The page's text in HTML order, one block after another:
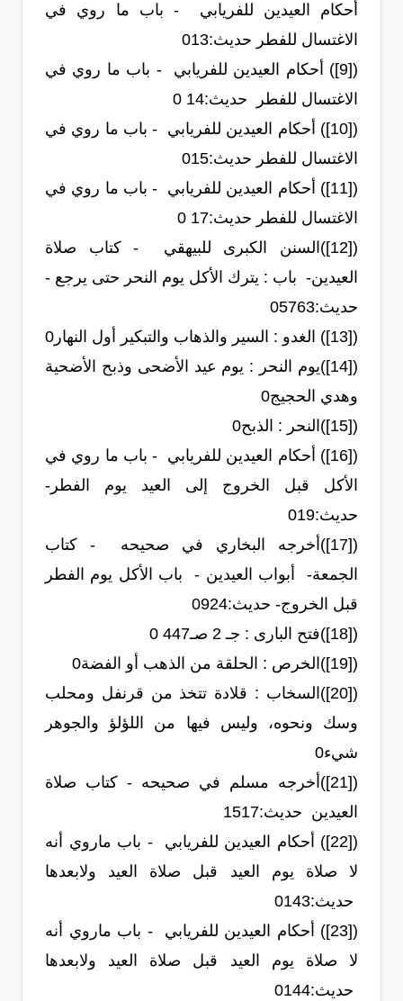
أحكام العيدين للفريابي - باب ما روي في
الاغتسال للفطر حديث:‏13‏0
([9]) أحكام العيدين للفريابي - باب ما روي في
الاغتسال للفطر حديث:‏14 0‏
([10]) أحكام العيدين للفريابي - باب ما روي في
الاغتسال للفطر حديث:‏15‏0
([11]) أحكام العيدين للفريابي - باب ما روي في
الاغتسال للفطر حديث:‏17 0‏
([12])السنن الكبرى للبيهقي - كتاب صلاة
العيدين- باب : يترك الأكل يوم النحر حتى يرجع -
حديث:‏5763‏0
([13]) الغدو : السير والذهاب والتبكير أول النهار0
([14])يوم النحر : يوم عيد الأضحى وذبح الأضحية
وهدي الحجيج0
([15])النحر : الذبح0
([16]) أحكام العيدين للفريابي - باب ما روي في
الأكل قبل الخروج إلى العيد يوم الفطر-
حديث:‏19‏0
([17])أخرجه البخاري في صحيحه - كتاب
الجمعة- أبواب العيدين - باب الأكل يوم الفطر
قبل الخروج- حديث:‏924‏0
([18])فتح البارى : جـ 2 صـ447 0
([19])الخرص : الحلقة من الذهب أو الفضة0
([20])السخاب : قلادة تتخذ من قرنفل ومحلب
وسك ونحوه، وليس فيها من اللؤلؤ والجوهر
شيء0
([21])أخرجه مسلم في صحيحه - كتاب صلاة
العيدين حديث:‏1517‏
([22]) أحكام العيدين للفريابي - باب ماروي أنه
لا صلاة يوم العيد قبل صلاة العيد ولابعدها
حديث:‏143‏0
([23]) أحكام العيدين للفريابي - باب ماروي أنه
لا صلاة يوم العيد قبل صلاة العيد ولابعدها
حديث:‏144‏0